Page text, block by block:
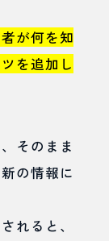
が何を知
を追加し
そのまま
の情報に
れると、